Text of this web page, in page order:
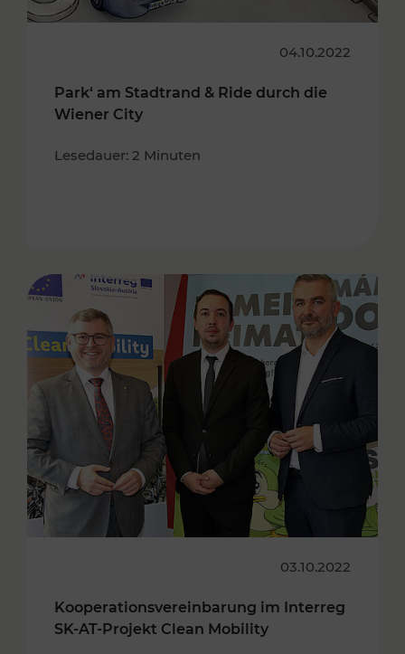
04.10.2022
Park‘ am Stadtrand & Ride durch die
Wiener City
Lesedauer: 2 Minuten
03.10.2022
Kooperationsvereinbarung im Interreg
SK-AT-Projekt Clean Mobility